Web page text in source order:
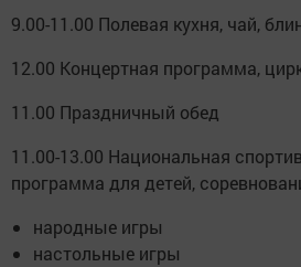
9.00-11.00 Полевая кухня, чай,
12.00 Концертная программа,
11.00 Праздничный обед
11.00-13.00 Национальная
программа для детей,
народные игры
настольные игры